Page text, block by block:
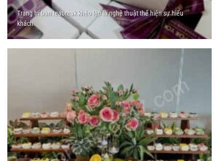
Trang trí bàn teabreak khéo léo là nghệ thuật thể hiện sự hiếu
khách.